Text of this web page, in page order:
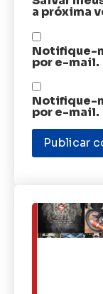
a próxima
Notifique-
por e-mail.
Notifique-
por e-mail.
ÚLTIMAS
NOTÍCIAS